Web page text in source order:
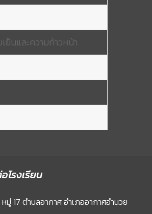
ย็นและความก้าวหน้า
โรงเรียน
มู่ 17 ตำบลอากาศ อำเภออากาศอำนวย